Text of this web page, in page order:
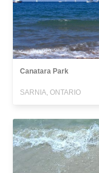
Canatara Park
SARNIA, ONTARIO